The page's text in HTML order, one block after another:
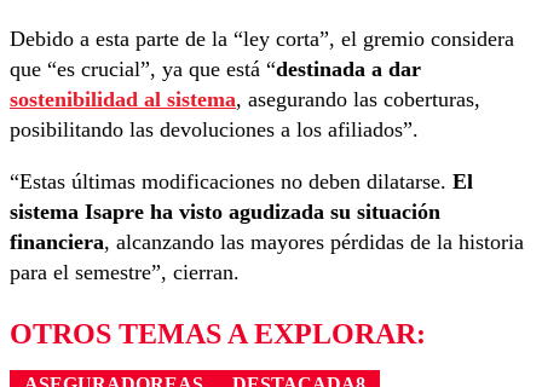
Debido a esta parte de la “ley corta”, el gremio considera
que “es crucial”, ya que está “destinada a dar
sostenibilidad al sistema, asegurando las coberturas,
posibilitando las devoluciones a los afiliados”.
“Estas últimas modificaciones no deben dilatarse. El
sistema Isapre ha visto agudizada su situación
financiera, alcanzando las mayores pérdidas de la historia
para el semestre”, cierran.
OTROS TEMAS A EXPLORAR: